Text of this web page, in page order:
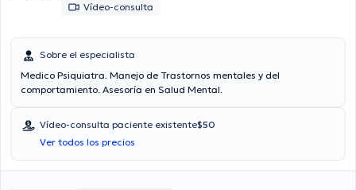
Vídeo-consulta
Sobre el especialista
Medico Psiquiatra. Manejo de Trastornos mentales y del
comportamiento. Asesoría en Salud Mental.
Vídeo-consulta paciente existente$50
Ver todos los precios